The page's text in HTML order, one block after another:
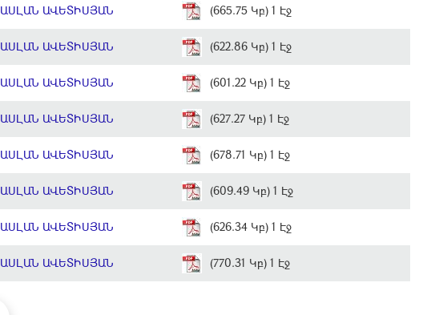
ԱՍԼԱՆ ԱՎԵՏԻՍՅԱՆ (665.75 Կբ) 1 Էջ
ԱՍԼԱՆ ԱՎԵՏԻՍՅԱՆ (622.86 Կբ) 1 Էջ
ԱՍԼԱՆ ԱՎԵՏԻՍՅԱՆ (601.22 Կբ) 1 Էջ
ԱՍԼԱՆ ԱՎԵՏԻՍՅԱՆ (627.27 Կբ) 1 Էջ
ԱՍԼԱՆ ԱՎԵՏԻՍՅԱՆ (678.71 Կբ) 1 Էջ
ԱՍԼԱՆ ԱՎԵՏԻՍՅԱՆ (609.49 Կբ) 1 Էջ
ԱՍԼԱՆ ԱՎԵՏԻՍՅԱՆ (626.34 Կբ) 1 Էջ
ԱՍԼԱՆ ԱՎԵՏԻՍՅԱՆ (770.31 Կբ) 1 Էջ